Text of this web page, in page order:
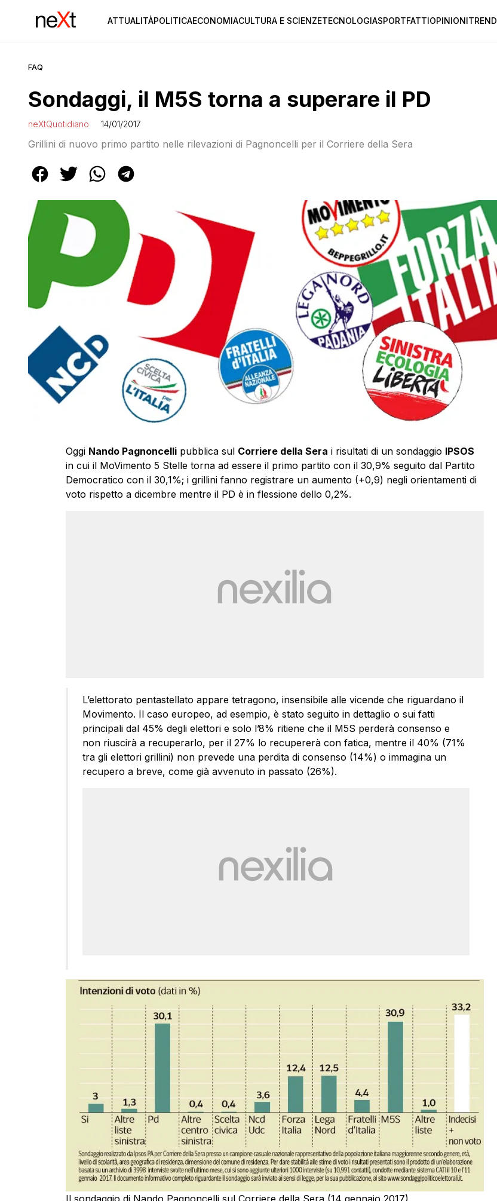
ATTUALITÀPOLITICAECONOMIACULTURA E SCIENZETECNOLOGIASPORTFATTIOPINIONITREND
FAQ
Sondaggi, il M5S torna a superare il PD
neXtQuotidiano 14/01/2017
Grillini di nuovo primo partito nelle rilevazioni di Pagnoncelli per il Corriere della Sera
Oggi Nando Pagnoncellipubblica sul Corriere della Sera i risultati di un sondaggio IPSOS
in cui il MoVimento 5 Stelle torna ad essere il primo partito con il 30,9% seguito dal Partito
Democratico con il 30,1%; i grillini fanno registrare un aumento (+0,9) negli orientamenti di
voto rispetto a dicembre mentre il PD è in flessione dello 0,2%.
L’elettorato pentastellato appare tetragono, insensibile alle vicende che riguardano il
Movimento. Il caso europeo, ad esempio, è stato seguito in dettaglio o sui fatti
principali dal 45% degli elettori e solo l’8% ritiene che il M5S perderà consenso e
non riuscirà a recuperarlo, per il 27% lo recupererà con fatica, mentre il 40% (71%
tra gli elettori grillini) non prevede una perdita di consenso (14%) o immagina un
recupero a breve, come già avvenuto in passato (26%).